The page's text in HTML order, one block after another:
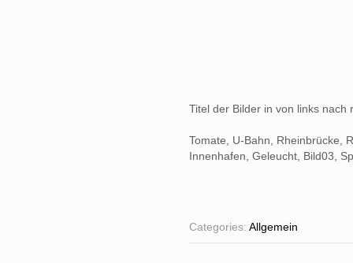
Titel der Bilder in von links nach
Tomate, U-Bahn, Rheinbrücke,
Innenhafen, Geleucht, Bild03,
Categories: Allgemein